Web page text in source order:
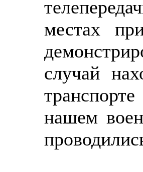
местах
случай
нашем